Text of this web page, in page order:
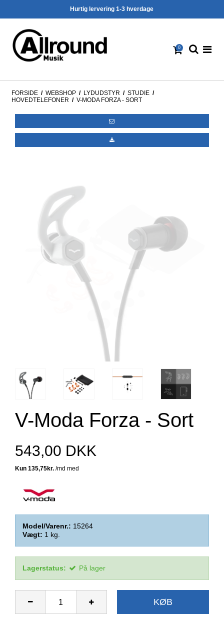
Hurtig lervering 1-3 hverdage
0
FORSIDE / WEBSHOP / LYDUDSTYR / STUDIE /
HOVEDTELEFONER / V-MODA FORZA - SORT
V-Moda Forza - Sort
543,00 DKK
Model/Varenr.: 15264
Vægt: 1 kg.
Lagerstatus: På lager
KØB